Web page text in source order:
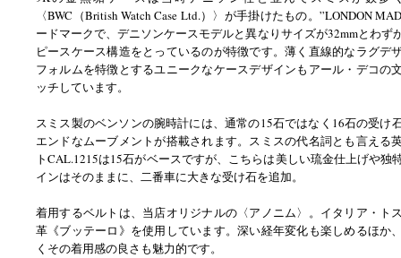
〈BWC（British Watch Case Ltd.）〉が手掛けたもの。”LONDON
ードマークで、デニソンケースモデルと異なりサイズが32mmとわず
ピースケース構造をとっているのが特徴です。薄く直線的なラグデ
フォルムを特徴とするユニークなケースデザインもアール・デコの
ッチしています。
スミス製のベンソンの腕時計には、通常の15石ではなく16石の受け
エンドなムーブメントが搭載されます。スミスの代名詞とも言える
トCAL.1215は15石がベースですが、こちらは美しい琉金仕上げや独
インはそのままに、二番車に大きな受け石を追加。
着用するベルトは、当店オリジナルの〈アノニム〉。イタリア・ト
革《ブッテーロ》を使用しています。深い経年変化も楽しめるほか
くその着用感の良さも魅力的です。